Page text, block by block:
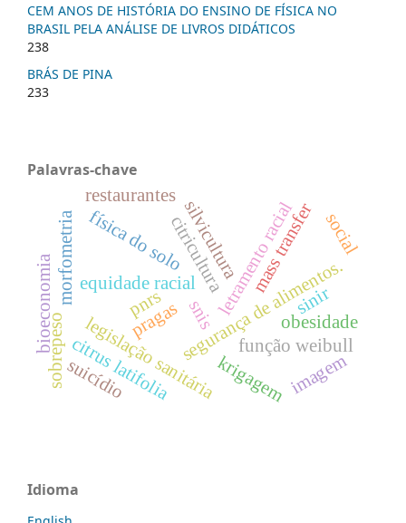
CEM ANOS DE HISTÓRIA DO ENSINO DE FÍSICA NO
BRASIL PELA ANÁLISE DE LIVROS DIDÁTICOS
238
BRÁS DE PINA
233
Palavras-chave
equidade racial letramento racial
segurança de alimentos.
legislação sanitária
citrus latifolia
citricultura
pragas
morfometria
função weibull
silvicultura
sobrepeso obesidade
física do solo
krigagem
mass transfer
bioeconomia pnrs snis sinir
imagem
social
restaurantes
suicídio
Idioma